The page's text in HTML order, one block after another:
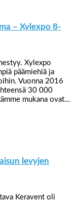
– Xylexpo 8-
Xylexpo
päämiehiä ja
Vuonna 2016
30 000
mukana ovat…
levyjen
Keravent oli